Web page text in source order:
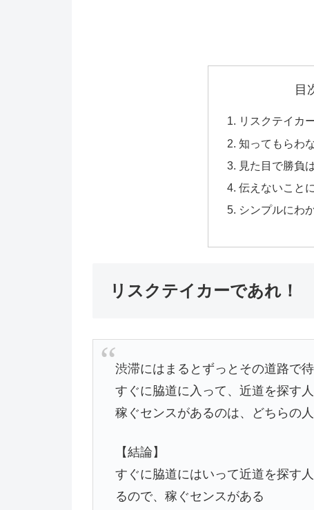
目
リスクテイカ
知ってもらわ
見た目で勝負
伝えないこと
シンプルにわ
リスクテイカーであれ！
渋滞にはまるとずっとその道路で
すぐに脇道に入って、近道を探す人
稼ぐセンスがあるのは、どちらの
【結論】
すぐに脇道にはいって近道を探す
るので、稼ぐセンスがある